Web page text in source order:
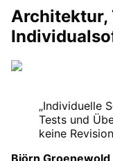
Architektur,
„Individuelle
Tests und
keine